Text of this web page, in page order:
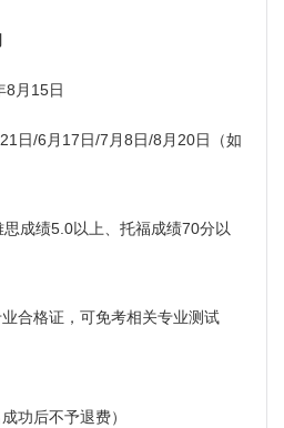
8月15日
日/6月17日/7月8日/8月20日（如
思成绩5.0以上、托福成绩70分以
合格证，可免考相关专业测试
功后不予退费）